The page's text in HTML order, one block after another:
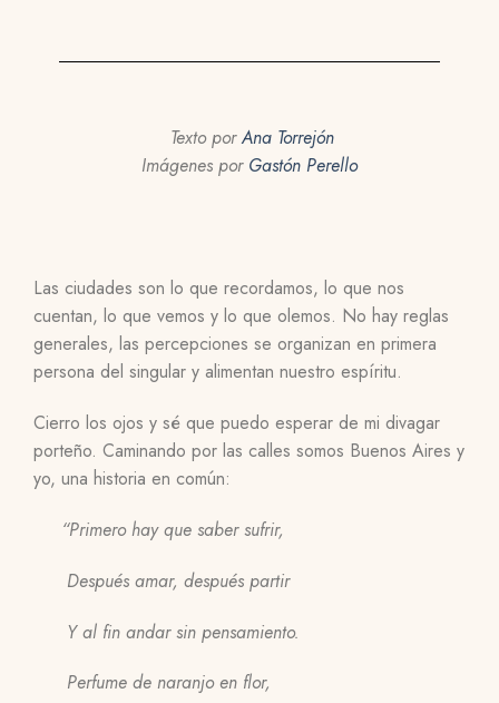
Texto porAna Torrejón
Imágenes por Gastón Perello
Las ciudades son lo que recordamos, lo que nos
cuentan, lo que vemos y lo que olemos. No hay reglas
generales, las percepciones se organizan en primera
persona del singular y alimentan nuestro espíritu.
Cierro los ojos y sé que puedo esperar de mi divagar
porteño. Caminando por las calles somos Buenos Aires y
yo, una historia en común:
“Primero hay que saber sufrir,
Después amar, después partir
Y al fin andar sin pensamiento.
Perfume de naranjo en flor,